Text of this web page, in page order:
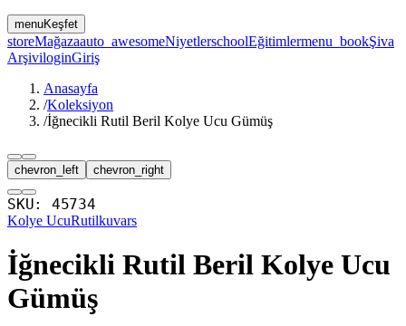
menuKeşfet
storeMağazaauto_awesomeNiyetlerschoolEğitimlermenu_bookŞiva
ArşiviloginGiriş
Anasayfa
/Koleksiyon
/İğnecikli Rutil Beril Kolye Ucu Gümüş
chevron_left chevron_right
SKU: 45734
Kolye UcuRutilkuvars
İğnecikli Rutil Beril Kolye Ucu
Gümüş